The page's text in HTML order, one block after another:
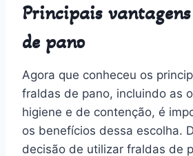
Principais
de pano
Agora que conheceu os
fraldas de pano, incluindo as
higiene e de contenção, é
os benefícios dessa escolha.
decisão de utilizar fraldas de